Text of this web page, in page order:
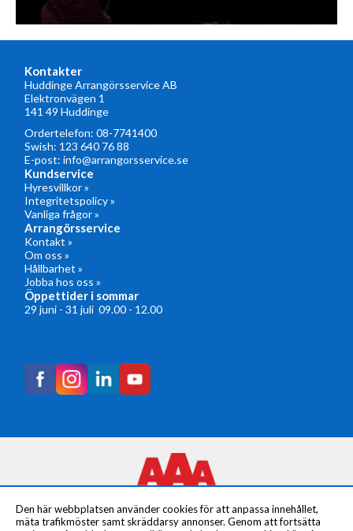
Den här webbplatsen använder cookies för att anpassa innehållet,
mäta trafikmöster samt skräddarsy annonser. Genom att fortsätta
Kontakter
Huddinge Arrangörsservice AB
Elektronvägen 1
141 49 Huddinge
Ordertelefon: 08-7741400
Swish: 123 640 76 88
E-post: info@arrangorsservice.se
Kundservice
Hyresvillkor »
Integritetspolicy »
Vanliga frågor »
Arrangörsservice
Kontakt »
Om oss »
Hållbarhet »
Jobba hos oss »
Öppettider i sommar
29 juni - 31 juli 09.00 - 12.00